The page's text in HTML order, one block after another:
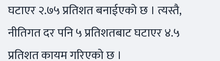
घटाएर २.७५ प्रतिशत बनाईएको छ । त्यस्तै,
नीतिगत दर पनि ५ प्रतिशतबाट घटाएर ४.५
प्रतिशत कायम गरिएको छ ।